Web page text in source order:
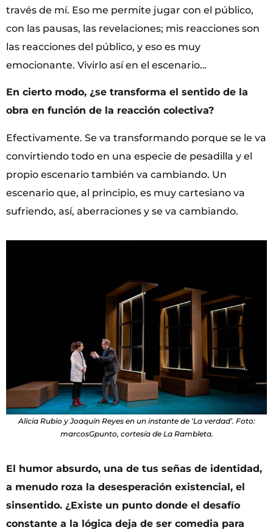
través de mí. Eso me permite jugar con el público,
con las pausas, las revelaciones; mis reacciones son
las reacciones del público, y eso es muy
emocionante. Vivirlo así en el escenario…
En cierto modo, ¿se transforma el sentido de la
obra en función de la reacción colectiva?
Efectivamente. Se va transformando porque se le va
convirtiendo todo en una especie de pesadilla y el
propio escenario también va cambiando. Un
escenario que, al principio, es muy cartesiano va
sufriendo, así, aberraciones y se va cambiando.
Alicia Rubio y Joaquín Reyes en un instante de ‘La verdad’. Foto:
marcosGpunto, cortesía de La Rambleta.
El humor absurdo, una de tus señas de identidad,
a menudo roza la desesperación existencial, el
sinsentido. ¿Existe un punto donde el desafío
constante a la lógica deja de ser comedia para